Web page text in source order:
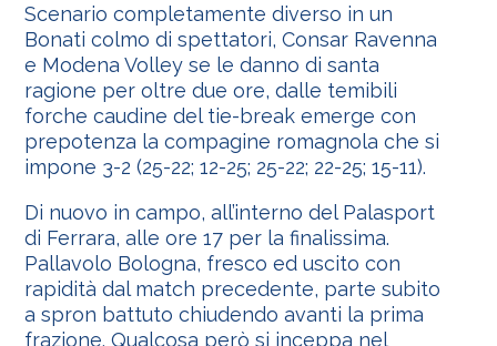
Scenario completamente diverso in un
Bonati colmo di spettatori, Consar Ravenna
e Modena Volley se le danno di santa
ragione per oltre due ore, dalle temibili
forche caudine del tie-break emerge con
prepotenza la compagine romagnola che si
impone 3-2 (25-22; 12-25; 25-22; 22-25; 15-11).
Di nuovo in campo, all’interno del Palasport
di Ferrara, alle ore 17 per la finalissima.
Pallavolo Bologna, fresco ed uscito con
rapidità dal match precedente, parte subito
a spron battuto chiudendo avanti la prima
frazione. Qualcosa però si inceppa nel